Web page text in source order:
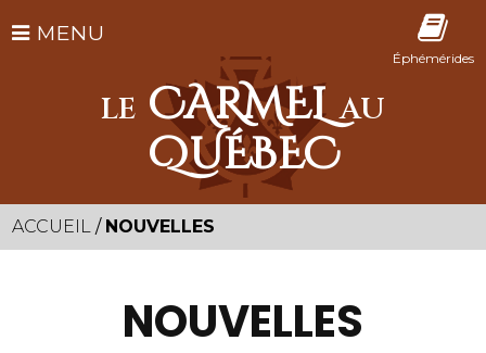
Éphémérides
MENU
LE CARMELAU
QUÉBEC
ACCUEIL / NOUVELLES
NOUVELLES